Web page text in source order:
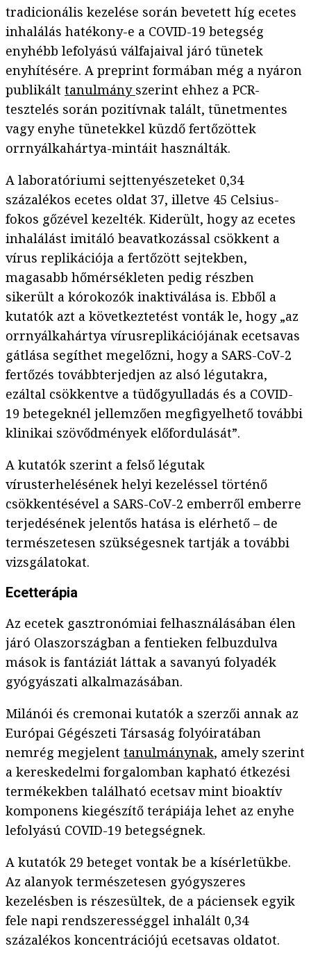
tradicionális kezelése során bevetett híg ecetes
inhalálás hatékony-e a COVID-19 betegség
enyhébb lefolyású válfajaival járó tünetek
enyhítésére. A preprint formában még a nyáron
publikált tanulmány szerint ehhez a PCR-
tesztelés során pozitívnak talált, tünetmentes
vagy enyhe tünetekkel küzdő fertőzöttek
orrnyálkahártya-mintáit használták.
A laboratóriumi sejttenyészeteket 0,34
százalékos ecetes oldat 37, illetve 45 Celsius-
fokos gőzével kezelték. Kiderült, hogy az ecetes
inhalálást imitáló beavatkozással csökkent a
vírus replikációja a fertőzött sejtekben,
magasabb hőmérsékleten pedig részben
sikerült a kórokozók inaktiválása is. Ebből a
kutatók azt a következtetést vonták le, hogy „az
orrnyálkahártya vírusreplikációjának ecetsavas
gátlása segíthet megelőzni, hogy a SARS-CoV-2
fertőzés továbbterjedjen az alsó légutakra,
ezáltal csökkentve a tüdőgyulladás és a COVID-
19 betegeknél jellemzően megfigyelhető további
klinikai szövődmények előfordulását”.
A kutatók szerint a felső légutak
vírusterhelésének helyi kezeléssel történő
csökkentésével a SARS-CoV-2 emberről emberre
terjedésének jelentős hatása is elérhető – de
természetesen szükségesnek tartják a további
vizsgálatokat.
Ecetterápia
Az ecetek gasztronómiai felhasználásában élen
járó Olaszországban a fentieken felbuzdulva
mások is fantáziát láttak a savanyú folyadék
gyógyászati alkalmazásában.
Milánói és cremonai kutatók a szerzői annak az
Európai Gégészeti Társaság folyóiratában
nemrég megjelent tanulmánynak, amely szerint
a kereskedelmi forgalomban kapható étkezési
termékekben található ecetsav mint bioaktív
komponens kiegészítő terápiája lehet az enyhe
lefolyású COVID-19 betegségnek.
A kutatók 29 beteget vontak be a kísérletükbe.
Az alanyok természetesen gyógyszeres
kezelésben is részesültek, de a páciensek egyik
fele napi rendszerességgel inhalált 0,34
százalékos koncentrációjú ecetsavas oldatot.